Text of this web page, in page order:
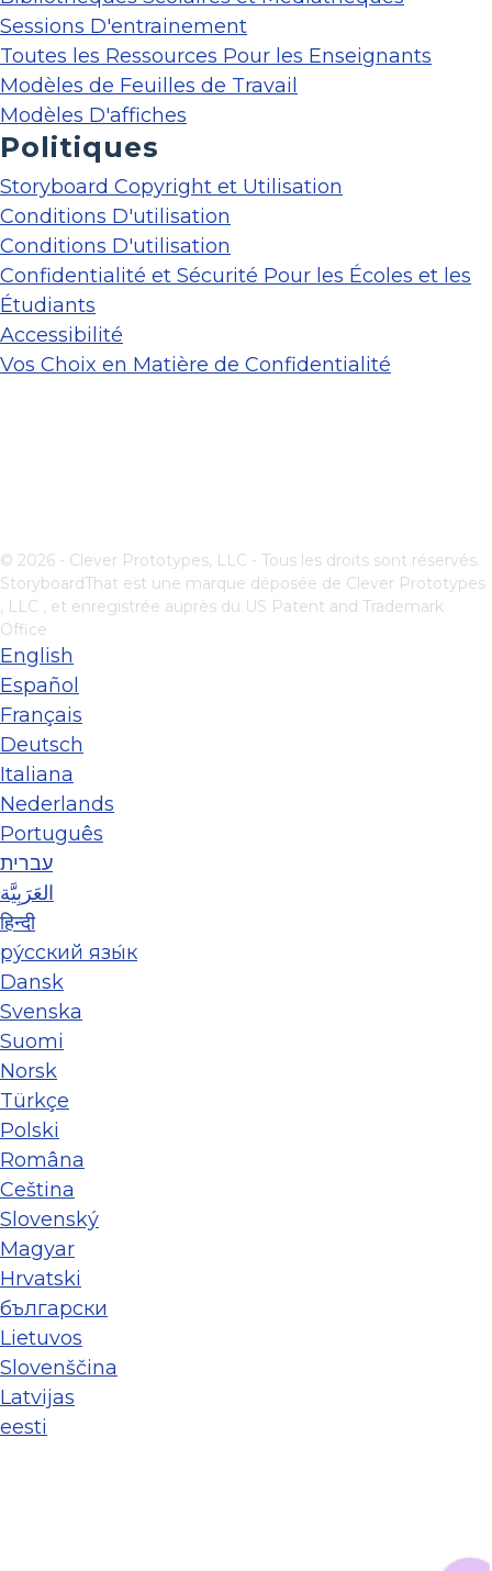
Sessions D'entrainement
Toutes les Ressources Pour les Enseignants
Modèles de Feuilles de Travail
Modèles D'affiches
Politiques
Storyboard Copyright et Utilisation
Conditions D'utilisation
Conditions D'utilisation
Confidentialité et Sécurité Pour les Écoles et les
Étudiants
Accessibilité
Vos Choix en Matière de Confidentialité
© 2026 - Clever Prototypes, LLC - Tous les droits sont réservés.
StoryboardThat est une marque déposée de Clever Prototypes
, LLC , et enregistrée auprès du US Patent and Trademark
Office
English
Español
Français
Deutsch
Italiana
Nederlands
Português
עברית
العَرَبِيَّة
हिन्दी
ру́сский язы́к
Dansk
Svenska
Suomi
Norsk
Türkçe
Polski
Româna
Ceština
Slovenský
Magyar
Hrvatski
български
Lietuvos
Slovenščina
Latvijas
eesti